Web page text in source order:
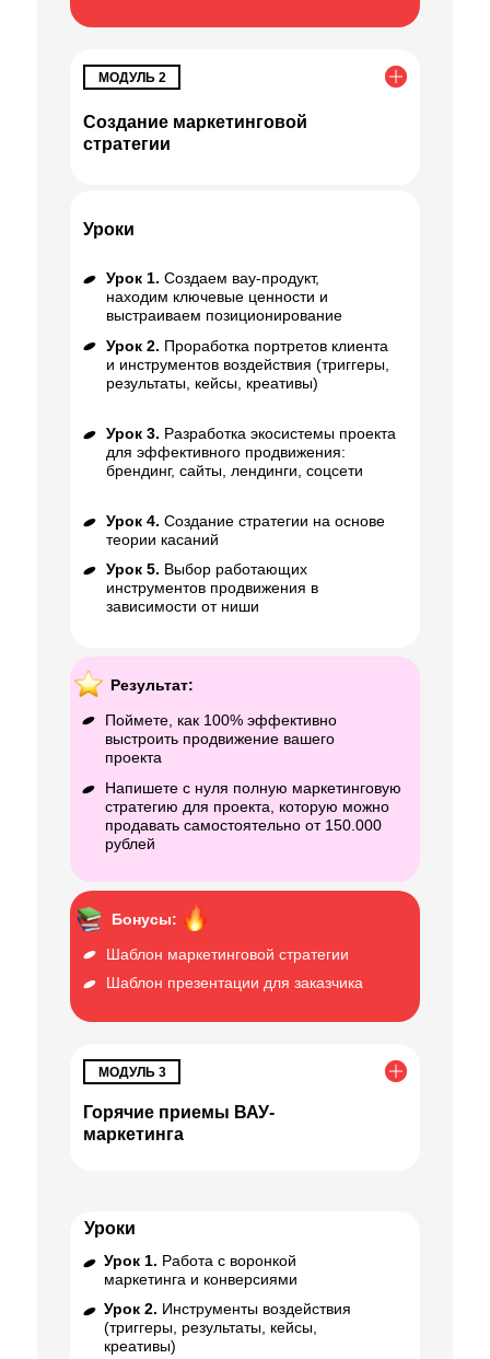
Создание маркетинговой
стратегии
МОДУЛЬ 2
Уроки
Урок 1. Создаем вау-продукт,
находим ключевые ценности и
выстраиваем позиционирование
Урок 2. Проработка портретов клиента
и инструментов воздействия (триггеры,
результаты, кейсы, креативы)
Урок 3. Разработка экосистемы проекта
для эффективного продвижения:
брендинг, сайты, лендинги, соцсети
Урок 4. Создание стратегии на основе
теории касаний
Урок 5. Выбор работающих
инструментов продвижения в
зависимости от ниши
Результат:
Поймете, как 100% эффективно
выстроить продвижение вашего
проекта
Напишете с нуля полную маркетинговую
стратегию для проекта, которую можно
продавать самостоятельно от 150.000
рублей
Бонусы:
Шаблон маркетинговой стратегии
Шаблон презентации для заказчика
Горячие приемы ВАУ-
маркетинга
МОДУЛЬ 3
Уроки
Урок 1. Работа с воронкой
маркетинга и конверсиями
Урок 2. Инструменты воздействия
(триггеры, результаты, кейсы,
креативы)